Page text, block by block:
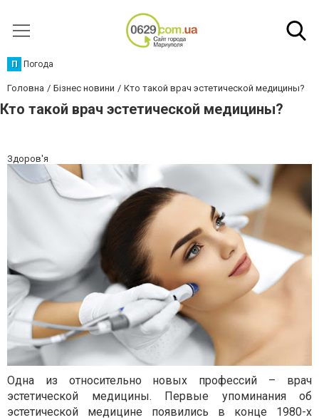
П Погода
Головна Бізнес новини Кто такой врач эстетической медицины?
Кто такой врач эстетической медицины?
Здоров'я
Одна из относительно новых профессий – врач
эстетической медицины. Первые упоминания об
эстетической медицине появились в конце 1980-х